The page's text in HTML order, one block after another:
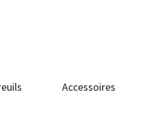
Accessoires